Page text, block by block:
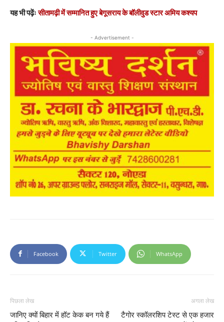
यह भी पढ़ेंःसीतामढ़ी में सम्मानित हुए बेगूसराय के बॉलीवुड स्टार अमिय कश्यप
- Advertisement -
Facebook Twitter WhatsApp
पिछला लेख
जानिए क्यों बिहार में हॉट केक बन गये हैं
अगला लेख
टैगोर स्कॉलरशिप टेस्ट से एक हजार